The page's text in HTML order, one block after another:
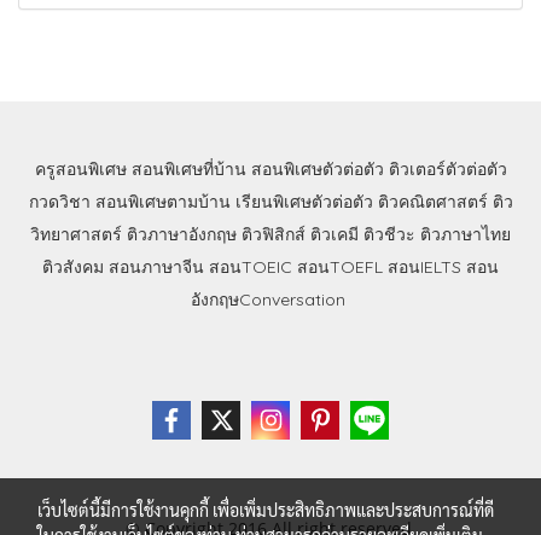
ครูสอนพิเศษ สอนพิเศษที่บ้าน สอนพิเศษตัวต่อตัว ติวเตอร์ตัวต่อตัว
กวดวิชา สอนพิเศษตามบ้าน เรียนพิเศษตัวต่อตัว ติวคณิตศาสตร์ ติว
วิทยาศาสตร์ ติวภาษาอังกฤษ ติวฟิสิกส์ ติวเคมี ติวชีวะ ติวภาษาไทย
ติวสังคม สอนภาษาจีน สอนTOEIC สอนTOEFL สอนIELTS สอน
อังกฤษConversation
© Copyright 2016 All right reserved.
เว็บไซต์นี้มีการใช้งานคุกกี้ เพื่อเพิ่มประสิทธิภาพและประสบการณ์ที่ดี